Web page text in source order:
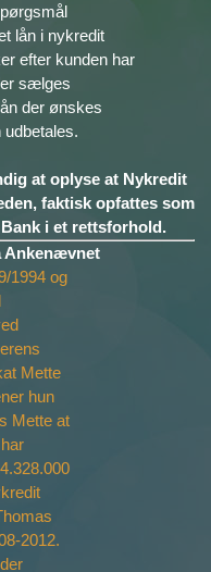
lån i nykredit
efter kunden har
sælges
der ønskes
udbetales.
at oplyse at Nykredit
faktisk opfattes som
i et rettsforhold.
Ankenævnet